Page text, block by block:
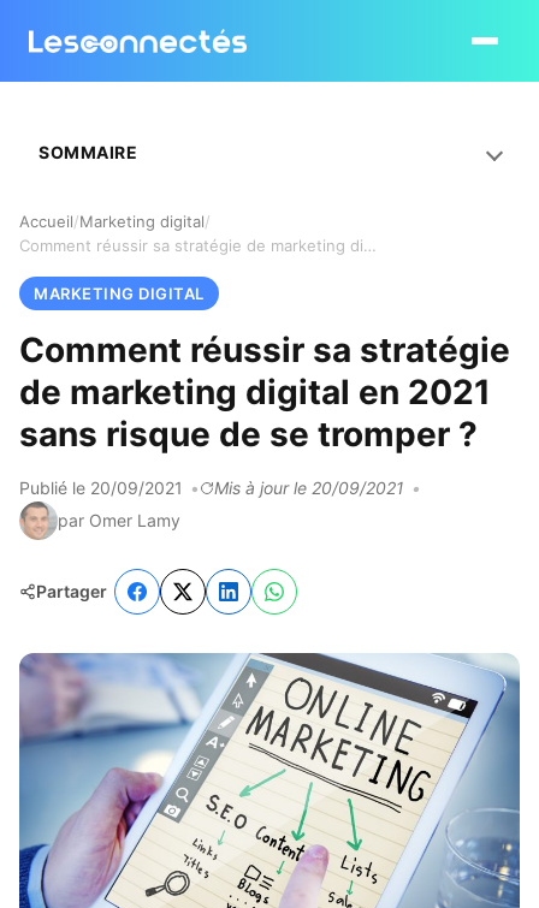
Ouvrir le
Accueil Marketing digital
Comment réussir sa stratégie de marketing digital en 2021 sans risque de se tromper ?
MARKETING DIGITAL
Comment réussir sa stratégie
de marketing digital en 2021
sans risque de se tromper ?
Publié le 20/09/2021
Mis à jour le 20/09/2021
par Omer Lamy
Partager
SOMMAIRE